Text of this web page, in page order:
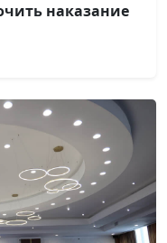
наказание